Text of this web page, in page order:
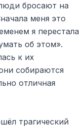
бросают на
меня это
я перестала
об этом».
к их
собираются
отличная
трагический